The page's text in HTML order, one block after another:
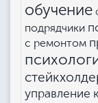
обучение
подрядчики
с ремонтом
управление